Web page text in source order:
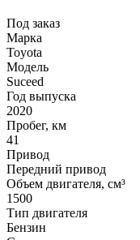
Под заказ
Марка
Toyota
Модель
Suceed
Год выпуска
2020
Пробег, км
41
Привод
Передний привод
Объем двигателя, см³
1500
Тип двигателя
Бензин